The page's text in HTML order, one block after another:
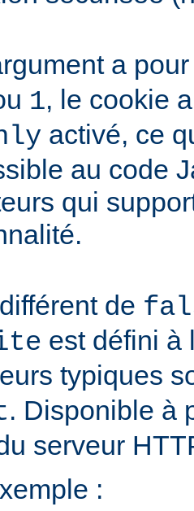
a
1, le cookie
activé, ce
au code
qui
de
est défini à
typiques
. Disponible à
serveur
: